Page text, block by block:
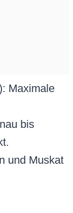
Maximale
bis
und Muskat